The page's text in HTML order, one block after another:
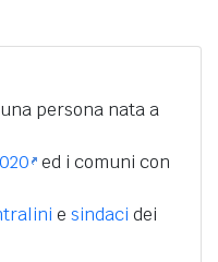
persona nata a
ed i comuni con
e sindaci dei